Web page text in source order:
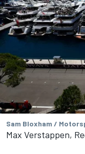
Sam Bloxham /
Max Verstappen,